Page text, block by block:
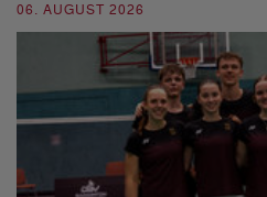
06. AUGUST 2026